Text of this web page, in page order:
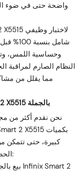
واضحة حتى في ضوء
شامل
وحساسية اللمس،
النظام الصارم
مما يقلل من
حلول شاملة لقطع غيار هاتف Infinix Smart 2 X5515 بالجملة
نحن نقدم أكثر من
كبيرة، حتى تتمكن
الحصول على كل شيء من شريك واحد موثوق به: